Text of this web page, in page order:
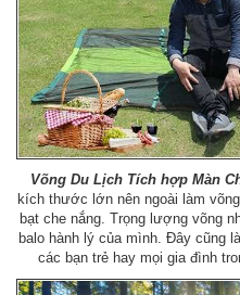
Võng Du Lịch Tích hợp Màn
kích thước lớn nên ngoài làm
bạt che nắng. Trọng lượng võng
balo hành lý của mình. Đây cũng
các bạn trẻ hay mọi gia đình